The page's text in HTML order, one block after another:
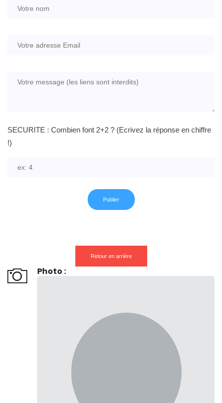
SECURITE : Combien font 2+2 ? (Ecrivez la réponse en chiffre
!)
Retour en arrière
Photo :